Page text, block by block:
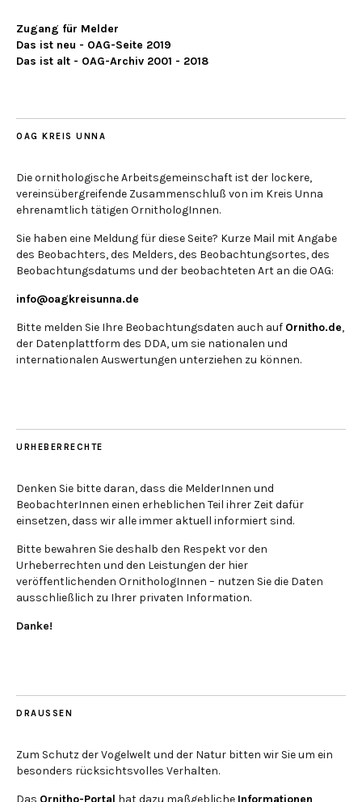
Zugang für Melder
Das ist neu - OAG-Seite 2019
Das ist alt - OAG-Archiv 2001 - 2018
OAG KREIS UNNA
Die ornithologische Arbeitsgemeinschaft ist der lockere,
vereinsübergreifende Zusammenschluß von im Kreis Unna
ehrenamtlich tätigen OrnithologInnen.
Sie haben eine Meldung für diese Seite? Kurze Mail mit Angabe
des Beobachters, des Melders, des Beobachtungsortes, des
Beobachtungsdatums und der beobachteten Art an die OAG:
info@oagkreisunna.de
Bitte melden Sie Ihre Beobachtungsdaten auch auf Ornitho.de,
der Datenplattform des DDA, um sie nationalen und
internationalen Auswertungen unterziehen zu können.
URHEBERRECHTE
Denken Sie bitte daran, dass die MelderInnen und
BeobachterInnen einen erheblichen Teil ihrer Zeit dafür
einsetzen, dass wir alle immer aktuell informiert sind.
Bitte bewahren Sie deshalb den Respekt vor den
Urheberrechten und den Leistungen der hier
veröffentlichenden OrnithologInnen – nutzen Sie die Daten
ausschließlich zu Ihrer privaten Information.
Danke!
DRAUSSEN
Zum Schutz der Vogelwelt und der Natur bitten wir Sie um ein
besonders rücksichtsvolles Verhalten.
Das Ornitho-Portal hat dazu maßgebliche Informationen